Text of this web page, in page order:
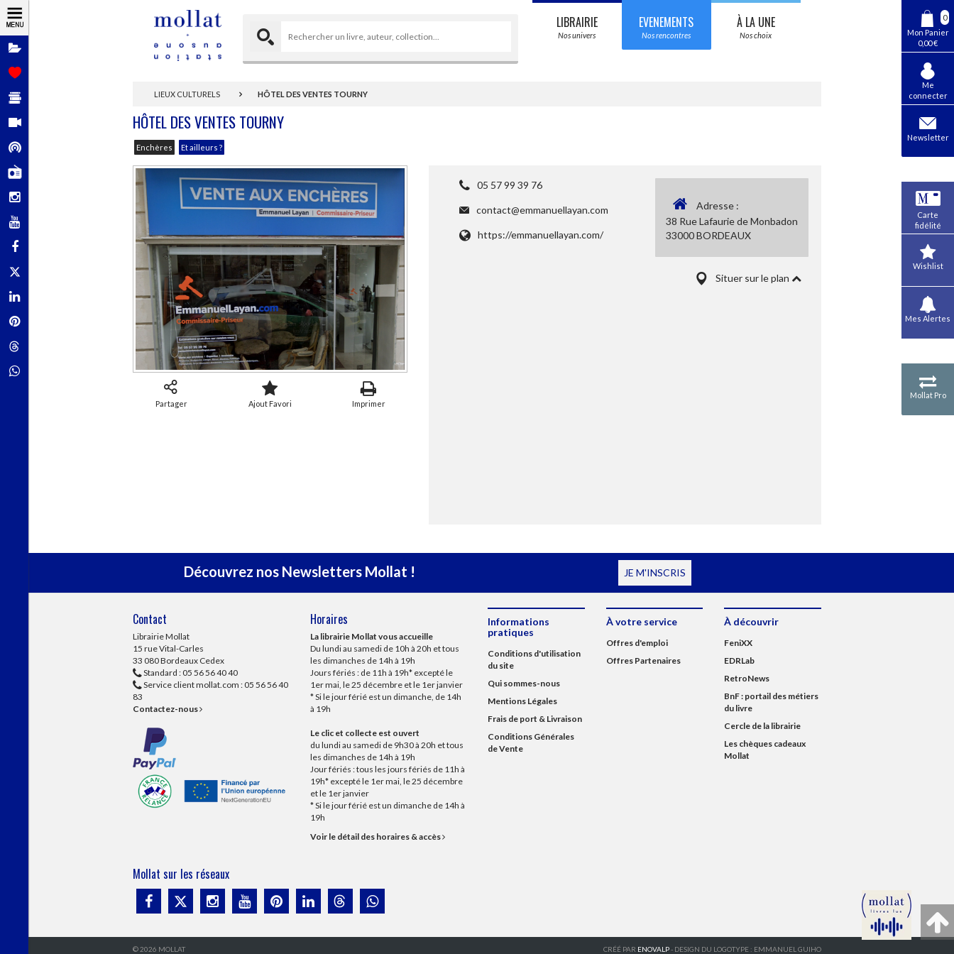
CHARGEMENT...
0
Mon Panier
0,00 €
Me
connecter
Newsletter
Carte
fidélité
Wishlist
Mes Alertes
Mollat Pro
LIBRAIRIE
Nos univers
EVENEMENTS
Nos rencontres
À LA UNE
Nos choix
LIEUX CULTURELS HÔTEL DES VENTES TOURNY
HÔTEL DES VENTES TOURNY
Enchères Et ailleurs ?
Partager Ajout Favori Imprimer
05 57 99 39 76
contact@emmanuellayan.com
https://emmanuellayan.com/
Adresse :
38 Rue Lafaurie de Monbadon
33000 BORDEAUX
Situer sur le plan
Découvrez nos Newsletters Mollat ! JE M'INSCRIS
Informations
pratiques
Conditions d'utilisation
du site
Qui sommes-nous
Mentions Légales
Frais de port & Livraison
Conditions Générales
de Vente
À votre service
Offres d'emploi
Offres Partenaires
À découvrir
FeniXX
EDRLab
RetroNews
BnF : portail des métiers
du livre
Cercle de la librairie
Les chèques cadeaux
Mollat
Contact
Librairie Mollat
15 rue Vital-Carles
33 080 Bordeaux Cedex
Standard : 05 56 56 40 40
Service client mollat.com : 05 56 56 40
83
Contactez-nous
Horaires
La librairie Mollat vous accueille
Du lundi au samedi de 10h à 20h et tous
les dimanches de 14h à 19h
Jours fériés : de 11h à 19h* excepté le
1er mai, le 25 décembre et le 1er janvier
* Si le jour férié est un dimanche, de 14h
à 19h
Le clic et collecte est ouvert
du lundi au samedi de 9h30 à 20h et tous
les dimanches de 14h à 19h
Jour fériés : tous les jours fériés de 11h à
19h* excepté le 1er mai, le 25 décembre
et le 1er janvier
* Si le jour férié est un dimanche de 14h à
19h
Voir le détail des horaires & accès
Mollat sur les réseaux
© 2026 MOLLAT CRÉÉ PAR ENOVALP- DESIGN DU LOGOTYPE : EMMANUEL GUIHO